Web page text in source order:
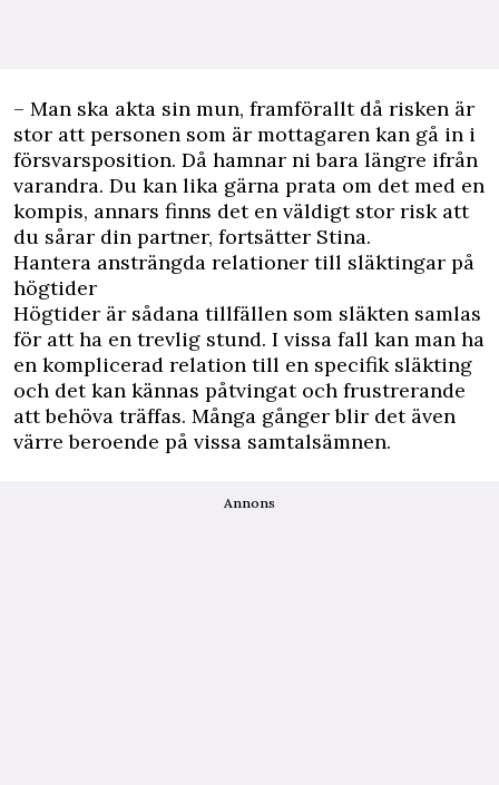
– Man ska akta sin mun, framförallt då risken är
stor att personen som är mottagaren kan gå in i
försvarsposition. Då hamnar ni bara längre ifrån
varandra. Du kan lika gärna prata om det med en
kompis, annars finns det en väldigt stor risk att
du sårar din partner, fortsätter Stina.
Hantera ansträngda relationer till släktingar på
högtider
Högtider är sådana tillfällen som släkten samlas
för att ha en trevlig stund. I vissa fall kan man ha
en komplicerad relation till en specifik släkting
och det kan kännas påtvingat och frustrerande
att behöva träffas. Många gånger blir det även
värre beroende på vissa samtalsämnen.
Annons